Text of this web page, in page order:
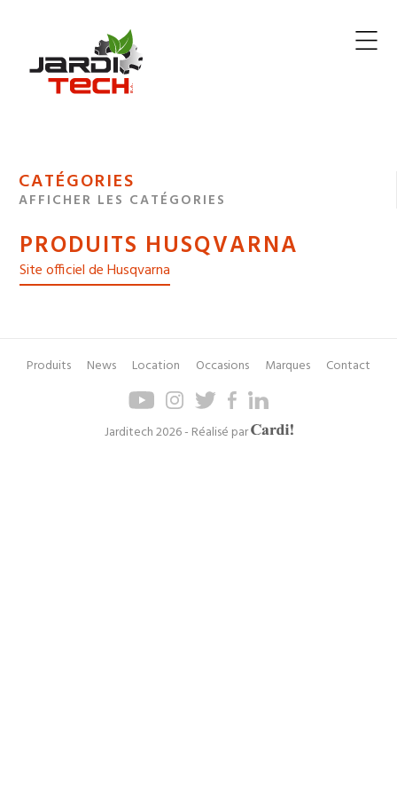
Jarditech
MENU
DE
DES
CATÉGORIES
AFFICHER LES CATÉGORIES
PRODUITS HUSQVARNA
Site officiel de Husqvarna
Pied
Menu
navigation
Produits News Location Occasions Marques Contact
Jarditech 2026 - Réalisé par
Axel